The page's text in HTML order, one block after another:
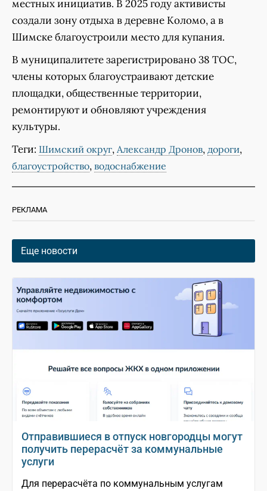
местных инициатив. В 2025 году активисты
создали зону отдыха в деревне Коломо, а в
Шимске благоустроили место для купания.
В муниципалитете зарегистрировано 38 ТОС,
члены которых благоустраивают детские
площадки, общественные территории,
ремонтируют и обновляют учреждения
культуры.
Теги: Шимский округ, Александр Дронов, дороги,
благоустройство, водоснабжение
РЕКЛАМА
Еще новости
Отправившиеся в отпуск новгородцы могут
получить перерасчёт за коммунальные
услуги
Для перерасчёта по коммунальным услугам